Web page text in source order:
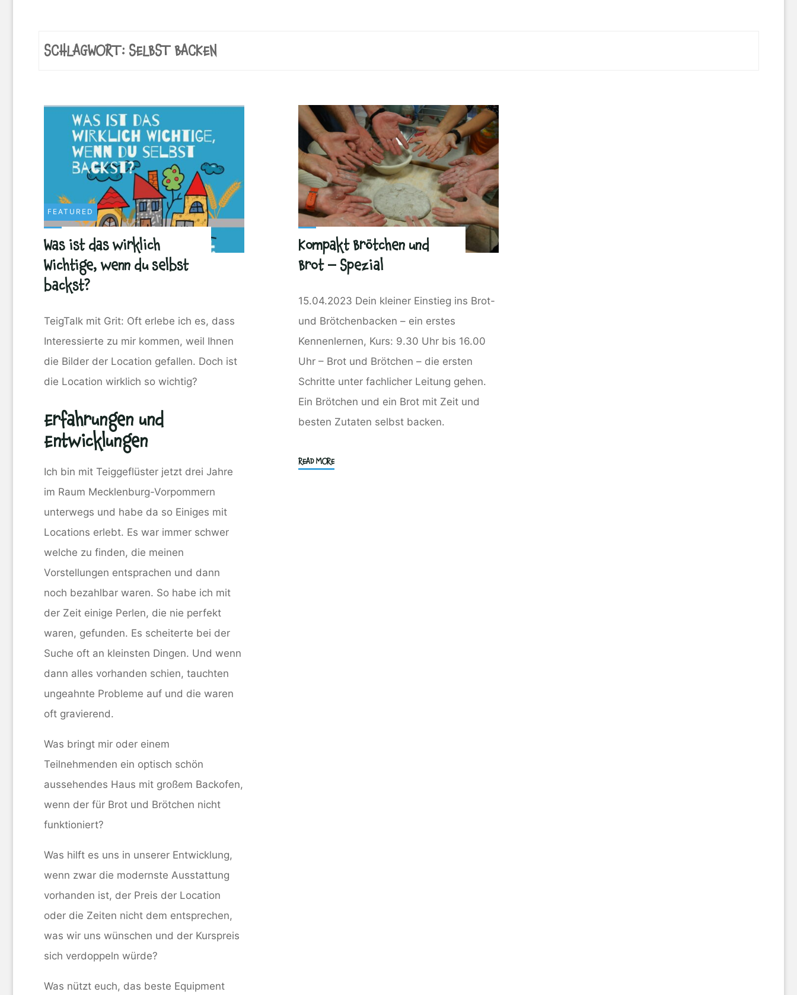
SCHLAGWORT: SELBST BACKEN
FEATURED
Was ist das wirklich
Wichtige, wenn du selbst
backst?
TeigTalk mit Grit: Oft erlebe ich es, dass
Interessierte zu mir kommen, weil Ihnen
die Bilder der Location gefallen. Doch ist
die Location wirklich so wichtig?
Erfahrungen und
Entwicklungen
Ich bin mit Teiggeflüster jetzt drei Jahre
im Raum Mecklenburg-Vorpommern
unterwegs und habe da so Einiges mit
Locations erlebt. Es war immer schwer
welche zu finden, die meinen
Vorstellungen entsprachen und dann
noch bezahlbar waren. So habe ich mit
der Zeit einige Perlen, die nie perfekt
waren, gefunden. Es scheiterte bei der
Suche oft an kleinsten Dingen. Und wenn
dann alles vorhanden schien, tauchten
ungeahnte Probleme auf und die waren
oft gravierend.
Was bringt mir oder einem
Teilnehmenden ein optisch schön
aussehendes Haus mit großem Backofen,
wenn der für Brot und Brötchen nicht
funktioniert?
Was hilft es uns in unserer Entwicklung,
wenn zwar die modernste Ausstattung
vorhanden ist, der Preis der Location
oder die Zeiten nicht dem entsprechen,
was wir uns wünschen und der Kurspreis
sich verdoppeln würde?
Was nützt euch, das beste Equipment
Kompakt Brötchen und
Brot – Spezial
15.04.2023 Dein kleiner Einstieg ins Brot-
und Brötchenbacken – ein erstes
Kennenlernen, Kurs: 9.30 Uhr bis 16.00
Uhr – Brot und Brötchen – die ersten
Schritte unter fachlicher Leitung gehen.
Ein Brötchen und ein Brot mit Zeit und
besten Zutaten selbst backen.
READ MORE"Kompakt